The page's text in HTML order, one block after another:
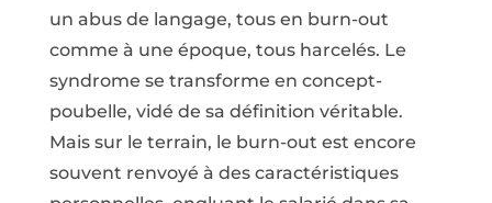
un abus de langage, tous en burn-out
comme à une époque, tous harcelés. Le
syndrome se transforme en concept-
poubelle, vidé de sa définition véritable.
Mais sur le terrain, le burn-out est encore
souvent renvoyé à des caractéristiques